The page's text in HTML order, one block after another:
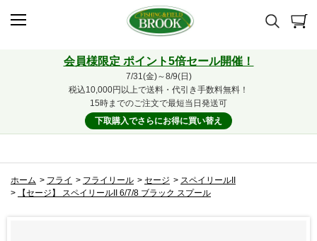
会員様限定 ポイント5倍セール開催！
7/31(金)～8/9(日)
税込10,000円以上で送料・代引き手数料無料！
15時までのご注文で最短当日発送可
下取購入でさらにお得に買い替え
ホーム > フライ > フライリール > セージ > スペイリールII
>
【セージ】 スペイリールII 6/7/8 ブラック スプール